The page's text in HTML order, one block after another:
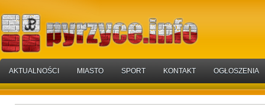
AKTUALNOŚCI MIASTO SPORT KONTAKT OGŁOSZENIA